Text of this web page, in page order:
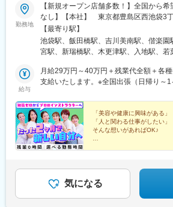
勤務地
【新規オープン店舗多数！】全国から
なし】【本社】 東京都豊島区西池袋3丁
池袋1F【店舗】■東京都 豊島区西池袋
市武蔵野／稲城市若葉台／八王子市み
町／札幌市■山形県 東田川郡三川町猪
いたま市緑区／さいたま市岩槻区／吉
崎町／野田市宮崎／館山市八幡／山武市
士宮市浅間町■愛知県 西春日井郡豊山
野依町／豊田市東山町／稲沢市天池五反
滑市りんくう町／名古屋市中村区■三重
日市市日永■富山県 砺波市中神■岐阜県
県 大津市一里山■兵庫県 川辺郡猪名川
【最寄り駅】
池袋駅、飯田橋駅、吉川美南駅、偕楽
宮駅、新瑞橋駅、木更津駅、入地駅、若
駅、泊駅(三重県)、春日井駅(名鉄線)、
岡駅、扶桑駅、南日永駅、苫小牧駅、
高塚駅、成東駅、日生中央駅、東岩槻駅
沢駅、本鵠沼駅、要町駅、牛込神楽坂駅
はるひ野駅、米野駅、南四日市駅、柚木
駅、黒川駅(神奈川県)、名鉄名古屋駅、
岡県)
給与
月給29万円～40万円＋残業代全額＋各
支給いたします。※全国出張（日帰り～
業代は別途全額支給いたします。 ※出張
程度の場所のみ。「美容や健康に興味がある」
「人と関わる仕事がしたい」
そんな想いがあればOK♪
気になる